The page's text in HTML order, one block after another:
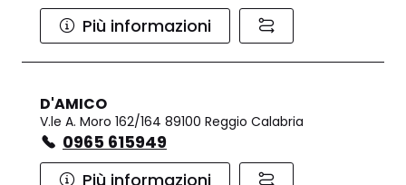
Più informazioni
D'AMICO
V.le A. Moro 162/164 89100 Reggio Calabria
0965 615949
Più informazioni